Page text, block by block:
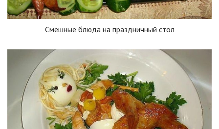
Смешные блюда на праздничный стол